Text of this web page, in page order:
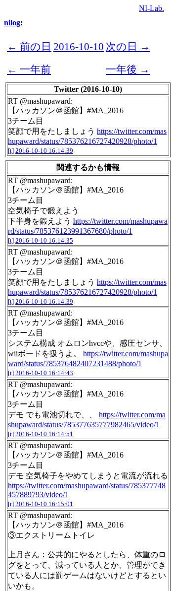
NI-Lab.
nilog:
← 前の日 2016-10-10 次の日 →
← 一年前
一年後 →
Twitter (2016-10-10)
RT @mashupaward:
【ハッカソン＠函館】#MA_2016
3チーム目
笑顔で用をたしましょう https://twitter.com/mas
hupaward/status/785376216727420928/photo/1
[t] 2016-10-10 16:14:39
関連するかも情報
RT @mashupaward:
【ハッカソン＠函館】#MA_2016
3チーム目
空気椅子で鍛えよう
下半身を鍛えよう https://twitter.com/mashupawa
rd/status/785376123991367680/photo/1
[t] 2016-10-10 16:14:35
RT @mashupaward:
【ハッカソン＠函館】#MA_2016
3チーム目
笑顔で用をたしましょう https://twitter.com/mas
hupaward/status/785376216727420928/photo/1
[t] 2016-10-10 16:14:39
RT @mashupaward:
【ハッカソン＠函館】#MA_2016
3チーム目
システム構成 オムロンhvccや、感圧センサ、
wiiボードを扱うよ。 https://twitter.com/mashupa
ward/status/785376482407231488/photo/1
[t] 2016-10-10 16:14:43
RT @mashupaward:
【ハッカソン＠函館】#MA_2016
3チーム目
デモ でも電池切れで、、 https://twitter.com/ma
shupaward/status/785377635777982465/video/1
[t] 2016-10-10 16:14:51
RT @mashupaward:
【ハッカソン＠函館】#MA_2016
3チーム目
デモ 空気椅子をやめてしまうと電流が流れる
https://twitter.com/mashupaward/status/785377748
457889793/video/1
[t] 2016-10-10 16:15:01
RT @mashupaward:
【ハッカソン＠函館】#MA_2016
③エクストリームトイレ
上月さん：公共的にやるとしたら、体重のロ
グをとって、減っている人とか、管理ができ
ている人には罰ゲームはないけどとするとい
いかも。